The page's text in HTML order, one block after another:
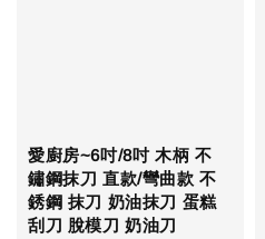
愛廚房~6吋/8吋 木柄 不
鏽鋼抹刀 直款/彎曲款 不
銹鋼 抹刀 奶油抹刀 蛋糕
刮刀 脫模刀 奶油刀